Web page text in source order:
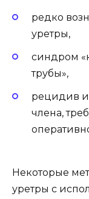
редко
уретры,
синдром
трубы»,
рецидив
члена,
Некоторые
уретры с